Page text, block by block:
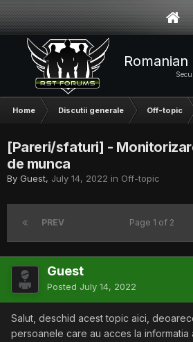
Home Discutii generale Off-topic
[Pareri/sfaturi] -
de munca
By Guest, July 14, 2022 in Off-topic
PREV Page 1 of 2
Guest
Posted July 14, 2022
Salut, deschid acest topic aici,
persoanele care au acces la informatia